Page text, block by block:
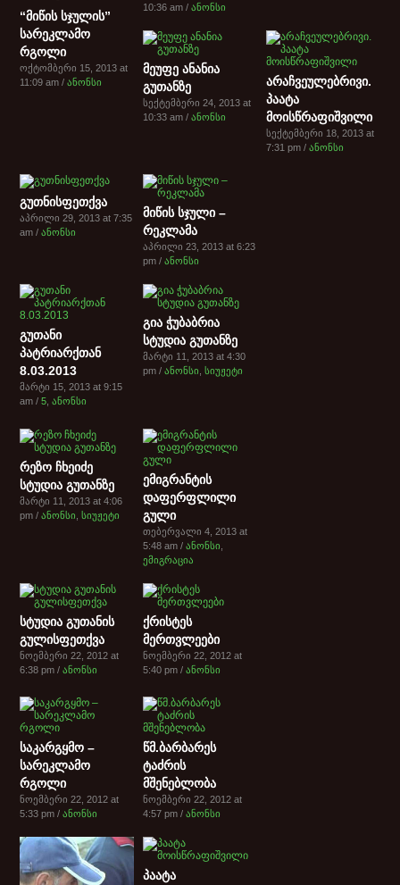
“მიწის სჯულის”
სარეკლამო
რგოლი
ოქტომბერი 15, 2013 at
11:09 am /ანონსი
10:36 am /ანონსი
მეუფე ანანია
გუთანზე
სექტემბერი 24, 2013 at
10:33 am /ანონსი
არაჩვეულებრივი.
პაატა
მოისწრაფიშვილი
სექტემბერი 18, 2013 at
7:31 pm / ანონსი
გუთნისფეთქვა
აპრილი 29, 2013 at 7:35
am /ანონსი
მიწის სჯული –
რეკლამა
აპრილი 23, 2013 at 6:23
pm /ანონსი
გუთანი
პატრიარქთან
8.03.2013
მარტი 15, 2013 at 9:15
am /5 ,ანონსი
გია ჭუბაბრია
სტუდია გუთანზე
მარტი 11, 2013 at 4:30
pm /ანონსი ,სიუჟეტი
რეზო ჩხეიძე
სტუდია გუთანზე
მარტი 11, 2013 at 4:06
pm /ანონსი ,სიუჟეტი
ემიგრანტის
დაფერფლილი
გული
თებერვალი 4, 2013 at
5:48 am /ანონსი
ემიგრაცია
სტუდია გუთანის
გულისფეთქვა
ნოემბერი 22, 2012 at
6:38 pm /ანონსი
ქრისტეს
მერთვლეები
ნოემბერი 22, 2012 at
5:40 pm /ანონსი
საკარგყმო –
სარეკლამო
რგოლი
ნოემბერი 22, 2012 at
5:33 pm /ანონსი
წმ.ბარბარეს
ტაძრის
მშენებლობა
ნოემბერი 22, 2012 at
4:57 pm /ანონსი
პაატა